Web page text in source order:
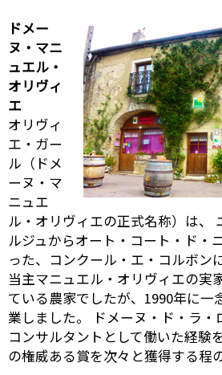
ドメー
ヌ・マニ
ュエル・
オリヴィ
エ
オリヴィ
エ・ガー
ル（ドメ
ーヌ・マ
ニュエ
ル・オリヴィエの正式名称）は、
ルジュからオート・コート・ド・
った、コンクール・エ・コルボン
当主マニュエル・オリヴィエの実
ている農家でしたが、1990年に一
業しました。 ドメーヌ・ド・ラ・
コンサルタントとして働いた経験
の権威ある賞を次々と獲得する程